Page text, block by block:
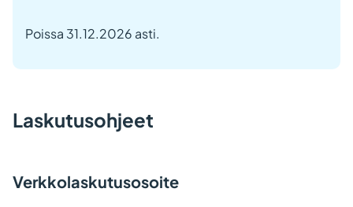
Poissa 31.12.2026 asti.
Laskutusohjeet
Verkkolaskutusosoite